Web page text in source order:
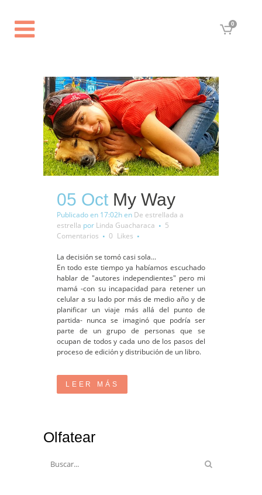
0
05 Oct My Way
Publicado en 17:02hen De estrellada a
estrella por Linda Guacharaca
5
Comentarios
0 Likes
La decisión se tomó casi sola...
En todo este tiempo ya habíamos escuchado
hablar de "autores independientes" pero mi
mamá -con su incapacidad para retener un
celular a su lado por más de medio año y de
planificar un viaje más allá del punto de
partida- nunca se imaginó que podría ser
parte de un grupo de personas que se
ocupan de todos y cada uno de los pasos del
proceso de edición y distribución de un libro.
LEER MÁS
Olfatear